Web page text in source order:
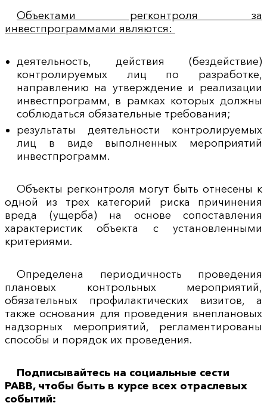
Объектами регконтроля за
инвестпрограммами являются:
деятельность, действия (бездействие)
контролируемых лиц по разработке,
направлению на утверждение и реализации
инвестпрограмм, в рамках которых должны
соблюдаться обязательные требования;
результаты деятельности контролируемых
лиц в виде выполненных мероприятий
инвестпрограмм.
Объекты регконтроля могут быть отнесены к
одной из трех категорий риска причинения
вреда (ущерба) на основе сопоставления
характеристик объекта с установленными
критериями.
Определена периодичность проведения
плановых контрольных мероприятий,
обязательных профилактических визитов, а
также основания для проведения внеплановых
надзорных мероприятий, регламентированы
способы и порядок их проведения.
Подписывайтесь на социальные сести
РАВВ, чтобы быть в курсе всех отраслевых
событий: